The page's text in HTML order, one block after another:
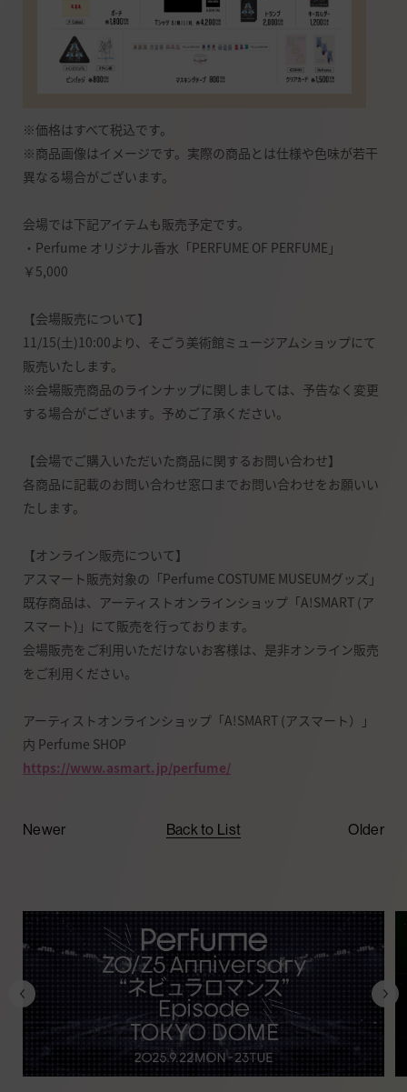
※価格はすべて税込です。
※商品画像はイメージです。実際の商品とは仕様や色味が若干
異なる場合がございます。
会場では下記アイテムも販売予定です。
・Perfume オリジナル香水「PERFUME OF PERFUME」
￥5,000
【会場販売について】
11/15(土)10:00より、そごう美術館ミュージアムショップにて
販売いたします。
※会場販売商品のラインナップに関しましては、予告なく変更
する場合がございます。予めご了承ください。
【会場でご購入いただいた商品に関するお問い合わせ】
各商品に記載のお問い合わせ窓口までお問い合わせをお願いい
たします。
【オンライン販売について】
アスマート販売対象の「Perfume COSTUME MUSEUMグッズ」
既存商品は、アーティストオンラインショップ「A!SMART (ア
スマート)」にて販売を行っております。
会場販売をご利用いただけないお客様は、是非オンライン販売
をご利用ください。
アーティストオンラインショップ「A!SMART (アスマート）」
内 Perfume SHOP
https://www.asmart.jp/perfume/
Newer Back to List Older